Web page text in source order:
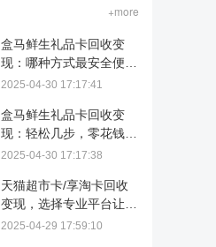
+more
盒马鲜生礼品卡回收变
现：哪种方式最安全便
捷？
2025-04-30 17:17:41
盒马鲜生礼品卡回收变
现：轻松几步，零花钱到
手！
2025-04-30 17:17:38
天猫超市卡/享淘卡回收
变现，选择专业平台让价
值重生
2025-04-29 17:59:10